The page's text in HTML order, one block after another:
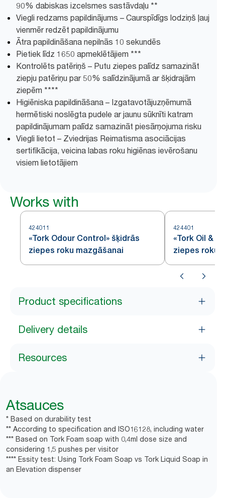
90% dabiskas izcelsmes sastāvdaļu **
Viegli redzams papildinājums – Caurspīdīgs lodziņš ļauj
vienmēr redzēt papildinājumu
Ātra papildināšana nepilnās 10 sekundēs
Pietiek līdz 1650 apmeklētājiem ***
Kontrolēts patēriņš – Putu ziepes palīdz samazināt
ziepju patēriņu par 50% salīdzinājumā ar šķidrajām
ziepēm ****
Higiēniska papildināšana – Izgatavotājuzņēmumā
hermētiski noslēgta pudele ar jaunu sūknīti katram
papildinājumam palīdz samazināt piesārņojuma risku
Viegli lietot – Zviedrijas Reimatisma asociācijas
sertifikācija, veicina labas roku higiēnas ievērošanu
visiem lietotājiem
Works with
424011
«Tork Odour Control» šķidrās
ziepes roku mazgāšanai
424401
«Tork Oil &
ziepes roku
Product specifications
Delivery details
Resources
Atsauces
* Based on durability test
** According to specification and ISO16128, including water
*** Based on Tork Foam soap with 0,4ml dose size and
considering 1,5 pushes per visitor
**** Essity test: Using Tork Foam Soap vs Tork Liquid Soap in
an Elevation dispenser